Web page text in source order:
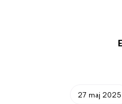
27 maj 2025